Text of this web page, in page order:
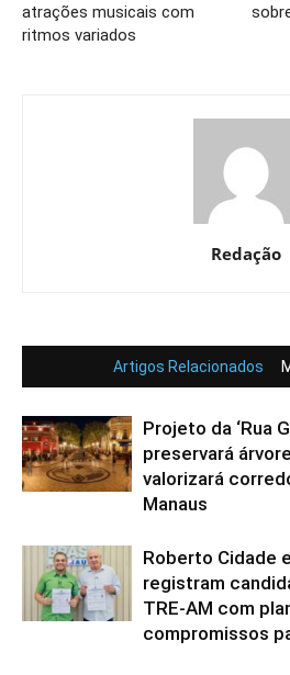
atrações musicais com
ritmos variados
Redação
Artigos Relacionados
Projeto da ‘Rua
preservará
valorizará
Manaus
Roberto Cidade
registram
TRE-AM com
compromissos